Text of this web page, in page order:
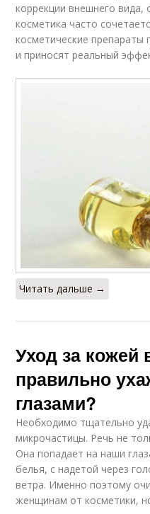
коррекции внешнего вида,
косметика часто
косметические
и приносят реальный
Читать дальше →
Уход за кожей
правильно
глазами?
Необходимо тщательно
микрочастицы. Речь не
Она попадает на наши
белья, с надетой через
ветра. Именно поэтому
женщинам от косметики,